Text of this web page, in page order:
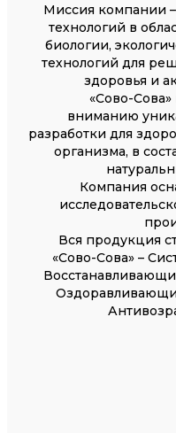
Миссия компании
технологий в
биологии,
технологий для
здоровья и
«Сово-
вниманию
разработки для
организма, в
Компания
Вся продукция
«Сово-Сова» –